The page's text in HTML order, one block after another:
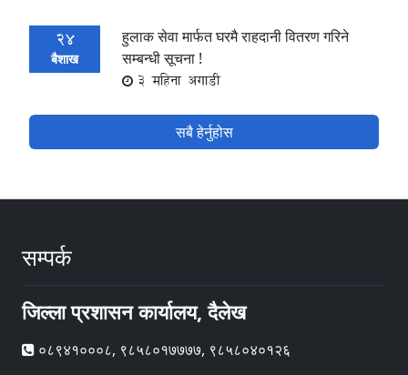
24
बैशाख
हुलाक सेवा मार्फत घरमै राहदानी वितरण गरिने
सम्बन्धी सूचना !
3 महिना अगाडी
सबै हेर्नुहोस
सम्पर्क
जिल्ला प्रशासन कार्यालय, दैलेख
०८९४१०००८, ९८५८०१७७७७, ९८५८०४०१२६